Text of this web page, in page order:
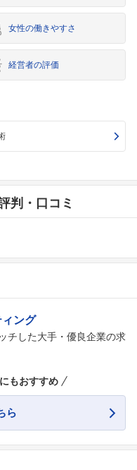
女性の働きやすさ
経営者の評価
判・口コミ
ング
チした大手・優良企業の求
もおすすめ
ら